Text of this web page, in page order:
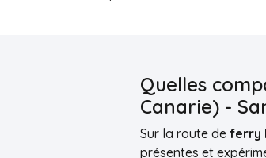
Quelles
Canarie) -
Sur la route de ferry
présentes et